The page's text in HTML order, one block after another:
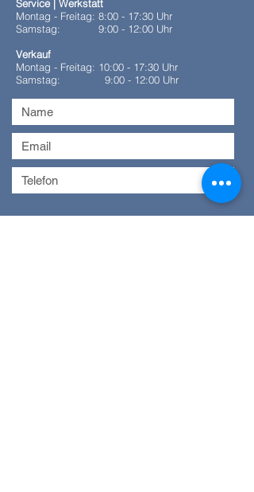
Service | Werkstatt
Montag - Freitag:
Samstag:
Verkauf
Montag - Freitag:
Samstag:
8:00 - 17:30 Uhr
9:00 - 12:00 Uhr
10:00 - 17:30 Uhr
9:00 - 12:00 Uhr